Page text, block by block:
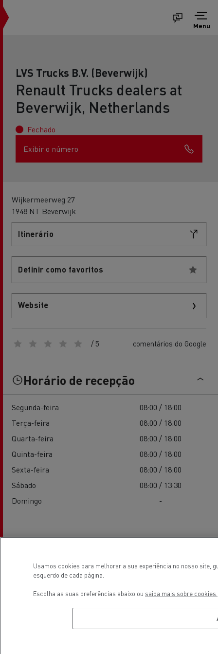
Menu
LVS Trucks B.V. (Beverwijk)
Renault Trucks dealers at
Beverwijk, Netherlands
Fechado
Exibir o número
Wijkermeerweg 27
1948 NT Beverwijk
Itinerário
Definir como favoritos
Website
/ 5 comentários do Google
Horário de recepção
Segunda-feira
08:00 / 18:00
Terça-feira
08:00 / 18:00
Quarta-feira
08:00 / 18:00
Quinta-feira
08:00 / 18:00
Sexta-feira
08:00 / 18:00
Sábado
08:00 / 13:30
Domingo
-
Usamos cookies para melhorar a sua experiência no nosso site,
esquerdo de cada página.
Escolha as suas preferências abaixo ou saiba mais sobre cookies.